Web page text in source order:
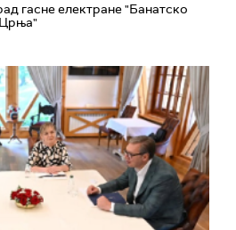
гасне електране "Банатско